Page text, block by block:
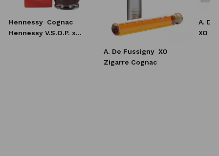
Hennessy Cognac
Hennessy V.S.O.P. x
A. De Fussigny XO
Zigarre Cognac
A. De
XO